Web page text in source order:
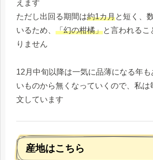
えます
ただし出回る期間は約1カ月と短く、
いるため、 「幻の柑橘」と言われるこ
りません
12月中旬以降は一気に品薄になる年も
いものから無くなっていくので、私は
文しています
産地はこちら